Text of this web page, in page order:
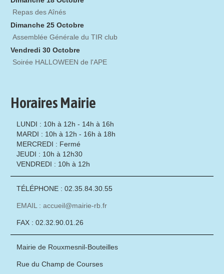
Repas des Aînés
Dimanche 25 Octobre
Assemblée Générale du TIR club
Vendredi 30 Octobre
Soirée HALLOWEEN de l'APE
Horaires Mairie
LUNDI : 10h à 12h - 14h à 16h
MARDI : 10h à 12h - 16h à 18h
MERCREDI : Fermé
JEUDI : 10h à 12h30
VENDREDI : 10h à 12h
TÉLÉPHONE : 02.35.84.30.55
EMAIL : accueil@mairie-rb.fr
FAX : 02.32.90.01.26
Mairie de Rouxmesnil-Bouteilles
Rue du Champ de Courses